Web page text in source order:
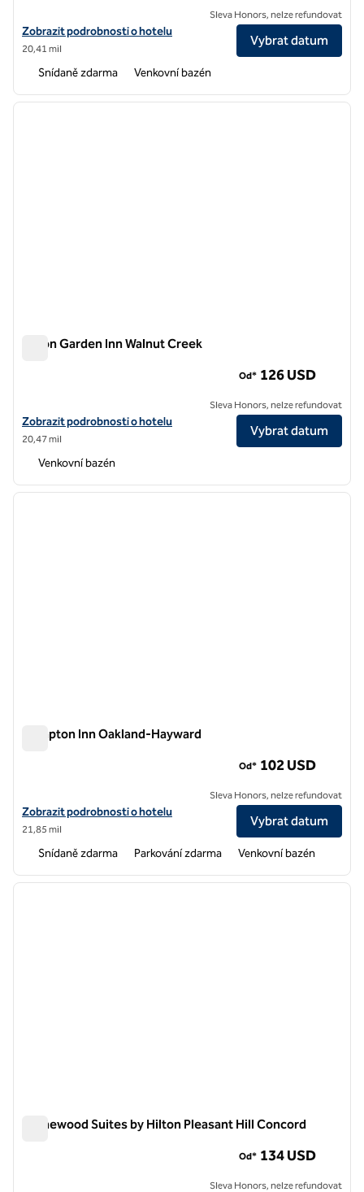
Zobrazit podrobnosti o hotelu Home2 Suites by Hilton Hayward
Zobrazit podrobnosti o hotelu
20,41 mil
Sleva Honors, nelze refundovat
Vybrat datum
Snídaně zdarma Venkovní bazén
1 z 12
další
Hilton Garden Inn Walnut Creek
Zobrazit detaily hotelu Hilton Garden Inn Walnut Creek
Zobrazit podrobnosti o hotelu
20,47 mil
Od* 126 USD
Sleva Honors, nelze refundovat
Vybrat datum
Venkovní bazén
1 z 12
další
Hampton Inn Oakland-Hayward
Zobrazit podrobnosti o hotelu Hampton Inn Oakland-Hayward
Zobrazit podrobnosti o hotelu
21,85 mil
Od* 102 USD
Sleva Honors, nelze refundovat
Vybrat datum
Snídaně zdarma Parkování zdarma Venkovní bazén
1 z 12
další
Homewood Suites by Hilton Pleasant Hill Concord
Od* 134 USD
Sleva Honors, nelze refundovat